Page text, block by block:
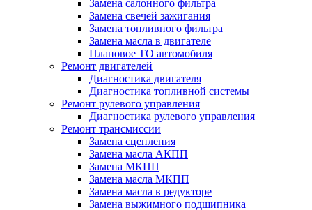
Замена салонного фильтра
Замена свечей зажигания
Замена топливного фильтра
Замена масла в двигателе
Плановое ТО автомобиля
Ремонт двигателей
Диагностика двигателя
Диагностика топливной системы
Ремонт рулевого управления
Диагностика рулевого управления
Ремонт трансмиссии
Замена сцепления
Замена масла АКПП
Замена МКПП
Замена масла МКПП
Замена масла в редукторе
Замена выжимного подшипника